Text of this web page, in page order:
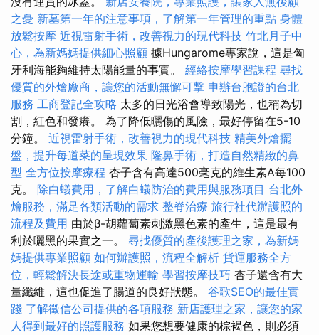
之憂 新墓第一年的注意事項，了解第一年管理的重點 身體
放鬆按摩 近視雷射手術，改善視力的現代科技 竹北月子中
心，為新媽媽提供細心照顧 據Hungarome專家說，這是匈
牙利海能夠維持太陽能量的事實。 經絡按摩學習課程 尋找
優質的外燴廠商，讓您的活動無懈可擊 申辦台胞證的台北
服務 工商登記全攻略 太多的日光浴會導致陽光，也稱為切
割，紅色和發癢。 為了降低曬傷的風險，最好停留在5-10
分鐘。 近視雷射手術，改善視力的現代科技 精美外燴擺
盤，提升每道菜的呈現效果 隆鼻手術，打造自然精緻的鼻
型 全方位按摩療程 杏子含有高達500毫克的維生素A每100
克。 除白蟻費用，了解白蟻防治的費用與服務項目 台北外
燴服務，滿足各類活動的需求 整脊治療 旅行社代辦護照的
流程及費用 由於β-胡蘿蔔素刺激黑色素的產生，這是最有
利於曬黑的果實之一。 尋找優質的產後護理之家，為新媽
媽提供專業照顧 如何辦護照，流程全解析 貨運服務全方
位，輕鬆解決長途或重物運輸 學習按摩技巧 杏子還含有大
量纖維，這也促進了腸道的良好狀態。 谷歌SEO的最佳實
踐 了解徵信公司提供的各項服務 新店護理之家，讓您的家
人得到最好的照護服務 如果您想要健康的棕褐色，則必須